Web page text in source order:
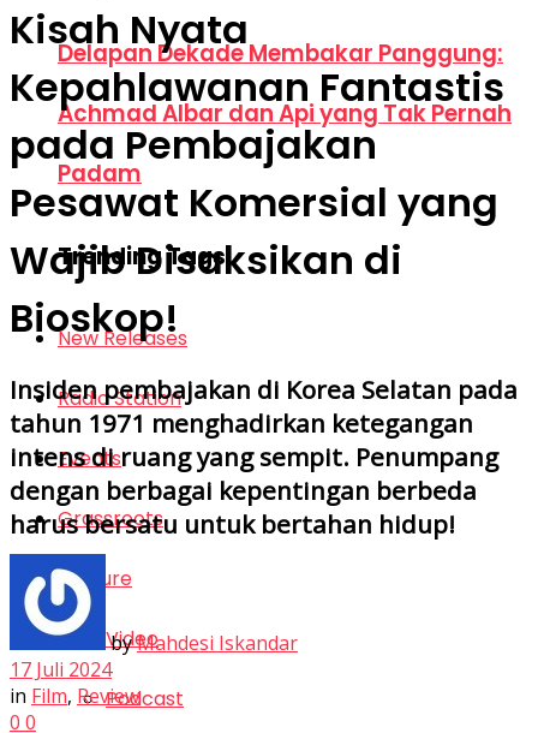
Delapan Dekade Membakar Panggung:
Achmad Albar dan Api yang Tak Pernah
Padam
Trending Tags
New Releases
Radio Station
Events
Grassroots
Feature
Video
Podcast
Kisah Nyata
Kepahlawanan Fantastis
pada Pembajakan
Pesawat Komersial yang
Wajib Disaksikan di
Bioskop!
Insiden pembajakan di Korea Selatan pada
tahun 1971 menghadirkan ketegangan
intens di ruang yang sempit. Penumpang
dengan berbagai kepentingan berbeda
harus bersatu untuk bertahan hidup!
byMahdesi Iskandar
17 Juli 2024
in Film, Review
0 0